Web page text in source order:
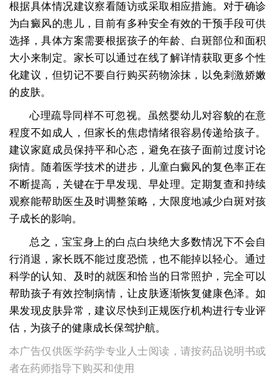
根据具体情况建议察看随访或采取相应措施。对于确诊
为白癜风的患儿，目前有多种安全有效的干预手段可供
选择，具体方案需要根据孩子的年龄、白斑部位和面积
大小来制定。家长可以通过在线了解详情获取更多个性
化建议，但切记不要自行购买药物涂抹，以免刺激娇嫩
的皮肤。
心理疏导同样不可忽视。虽然婴幼儿对容貌的在意
程度不如成人，但家长的焦虑情绪很容易传递给孩子。
建议家庭成员保持平和心态，避免在孩子面前过度讨论
病情。随着医学技术的进步，儿童白癜风的复色率正在
不断提高，关键在于早发现、早处理。定期复查和持续
观察能帮助医生及时调整策略，大限度地减少白斑对孩
子成长的影响。
总之，宝宝身上的白点白块绝大多数情况下不会自
行消退，家长既不能过度恐慌，也不能掉以轻心。通过
科学的认知、及时的就医和恰当的日常照护，完全可以
帮助孩子有效控制病情，让皮肤逐渐恢复健康色泽。如
果发现皮肤异常，建议尽快到正规医疗机构进行专业评
估，为孩子的健康成长保驾护航。
本广告仅供医学药学专业人士阅读，请按药品说明书或
者在药师指导下购买和使用